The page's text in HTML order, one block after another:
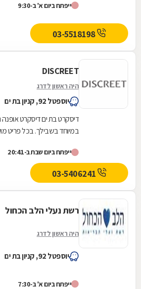
ייפתח ביום א' ב-9:30
03-5518198
DISCREET
היה ראשון לדרג
יוספטל 92, קניון בת ים
דיסקרט בת ים
במיוחד בשבילך. בכל פריט
הסטנדרטים הגבוהים...
ייפתח ביום שבת ב-20:41
03-5406241
רשת נעלי הלב הכחול
היה ראשון לדרג
יוספטל 92, קניון בת ים
ייפתח ביום א' ב-7:30